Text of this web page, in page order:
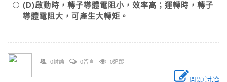
(D)啟動時，轉子導體電阻小，效率高；運轉時，轉子
導體電阻大，可產生大轉矩。
0討論 0留言 0追蹤
問題討論